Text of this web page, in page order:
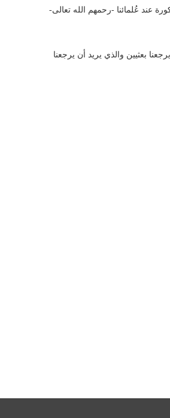
عند عُلمائنا -رحمهم الله تعالى-
بعثيين والذي يريد أن يرجعنا